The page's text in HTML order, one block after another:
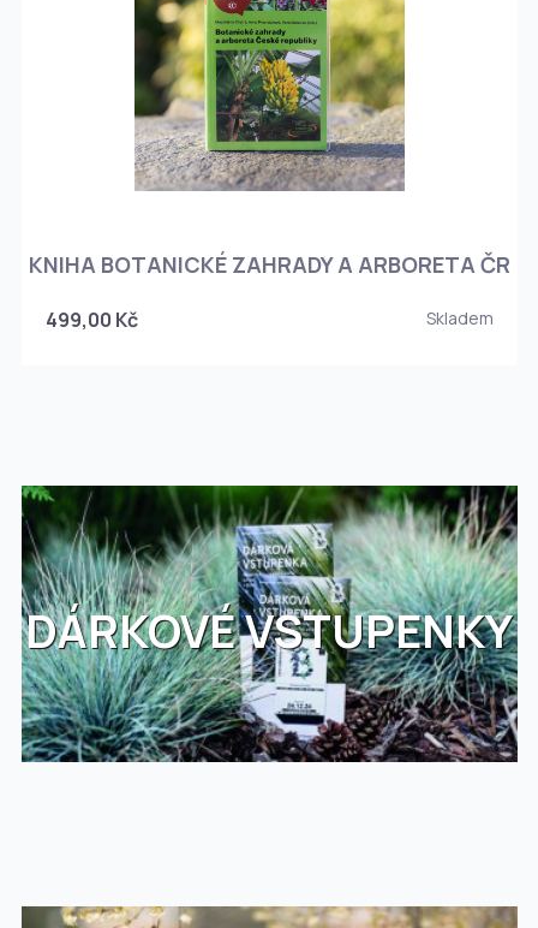
KNIHA BOTANICKÉ ZAHRADY A ARBORETA ČR
499,00 Kč Skladem
DÁRKOVÉ VSTUPENKY